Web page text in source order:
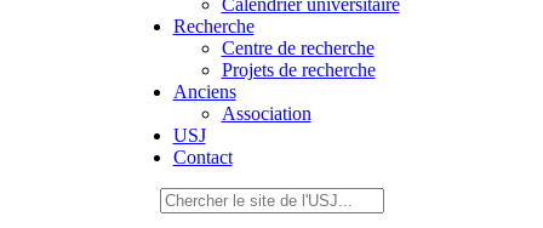
Calendrier universitaire
Recherche
Centre de recherche
Projets de recherche
Anciens
Association
USJ
Contact